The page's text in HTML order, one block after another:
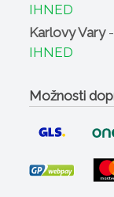
IHNED
Karlovy Vary-
IHNED
Možnosti